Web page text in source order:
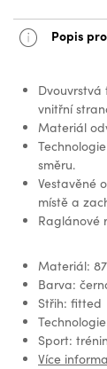
Popis
vnitřní
Materiál
směru.
Vestavěné
místě a
Raglánové
Materiál:
Barva:
Střih: fitted
Sport:
Více